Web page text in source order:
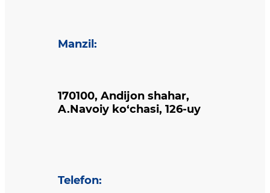
Manzil :
170100, Andijon shahar,
A.Navoiy ko‘chasi, 126-uy
Telefon: